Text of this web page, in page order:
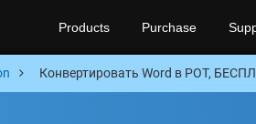
Products Purchase
Конвертировать Word в POT,